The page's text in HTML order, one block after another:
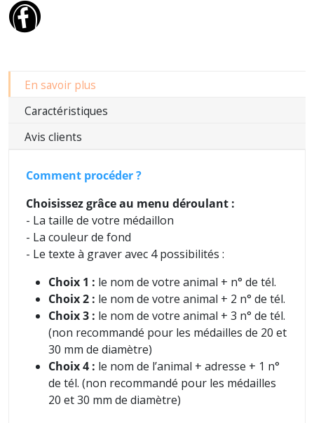
En savoir plus
Caractéristiques
Avis clients
Comment procéder ?
Choisissez grâce au menu déroulant :
- La taille de votre médaillon
- La couleur de fond
- Le texte à graver avec 4 possibilités :
Choix 1 : le nom de votre animal + n° de tél.
Choix 2 : le nom de votre animal + 2 n° de tél.
Choix 3 : le nom de votre animal + 3 n° de tél.
(non recommandé pour les médailles de 20 et
30 mm de diamètre)
Choix 4 : le nom de l’animal + adresse + 1 n°
de tél. (non recommandé pour les médailles
20 et 30 mm de diamètre)